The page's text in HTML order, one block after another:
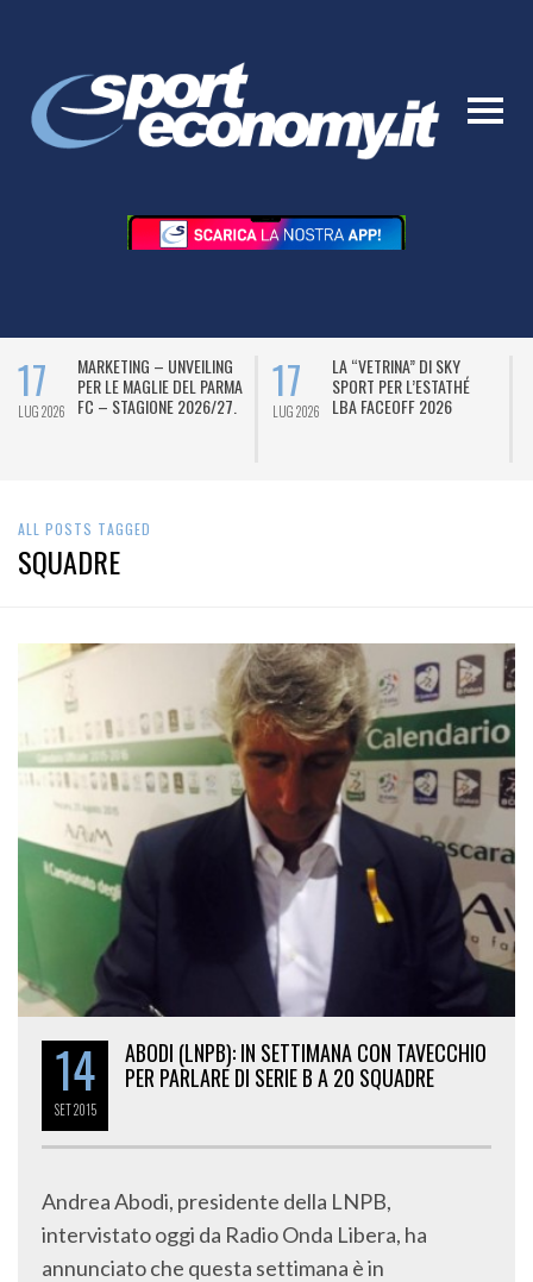
17
LUG 2026
MARKETING – UNVEILING
PER LE MAGLIE DEL PARMA
FC – STAGIONE 2026/27.
17
LUG 2026
LA “VETRINA” DI SKY
SPORT PER L’ESTATHÉ
LBA FACEOFF 2026
ALL POSTS TAGGED
SQUADRE
14
SET2015
ABODI (LNPB): IN SETTIMANA CON TAVECCHIO
PER PARLARE DI SERIE B A 20 SQUADRE
Andrea Abodi, presidente della LNPB,
intervistato oggi da Radio Onda Libera, ha
annunciato che questa settimana è in